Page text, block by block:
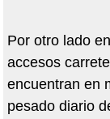
Por otro lado
accesos
encuentran en
pesado diario